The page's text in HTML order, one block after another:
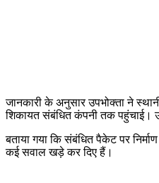
जानकारी के अनुसार उपभोक्ता ने
शिकायत संबंधित कंपनी तक पहुंचाई।
बताया गया कि संबंधित पैकेट पर
कई सवाल खड़े कर दिए हैं।